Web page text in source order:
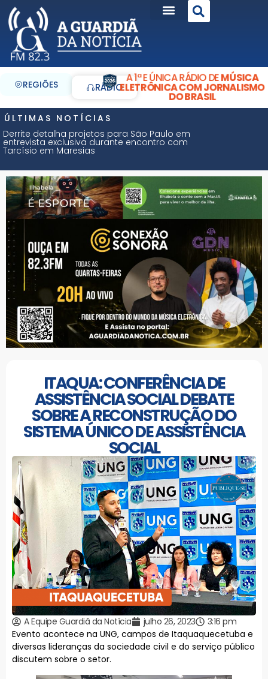
REGIÕES RÁDIO
A 1ª E ÚNICA RÁDIO DEMÚSICA
ELETRÔNICA COM JORNALISMO
DO BRASIL
ÚLTIMAS NOTÍCIAS
Derrite detalha projetos para São Paulo em
entrevista exclusiva durante encontro com
Tarcísio em Maresias
ITAQUA: CONFERÊNCIA DE
ASSISTÊNCIA SOCIAL DEBATE
SOBRE A RECONSTRUÇÃO DO
SISTEMA ÚNICO DE ASSISTÊNCIA
SOCIAL
A Equipe Guardiã da Notícia julho 26, 2023
3:16 pm
Evento acontece na UNG, campos de Itaquaquecetuba e
diversas lideranças da sociedade civil e do serviço público
discutem sobre o setor.